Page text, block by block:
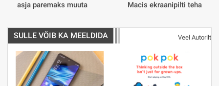
asja paremaks muuta
Macis ekraanipilti teha
SULLE VÕIB KA MEELDIDA Veel Autorilt